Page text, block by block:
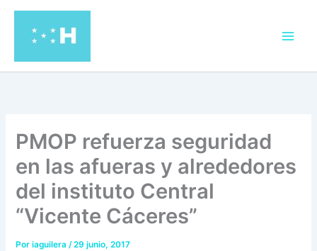
contenido
PMOP refuerza seguridad
en las afueras y alrededores
del instituto Central
“Vicente Cáceres”
Poriaguilera/29 junio, 2017